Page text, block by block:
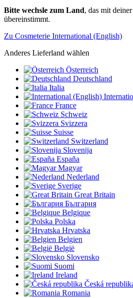
Bitte wechsle zum Land, das mit
übereinstimmt.
Zu Cosmeterie International (English)
Anderes Lieferland wählen
Österreich
Deutschland
Italia
France
Schweiz
Svizzera
Suisse
Switzerland
Slovenija
España
Magyar
Nederland
Sverige
Great Britain
България
Belgique
Polska
Hrvatska
Belgien
België
Slovensko
Suomi
Ireland
Česká
Romania